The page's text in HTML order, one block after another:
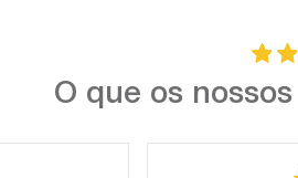
O que os